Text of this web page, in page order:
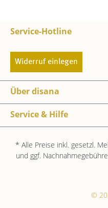
Service-Hotline
Widerruf einlegen
Über disana
Service & Hilfe
* Alle Preise inkl. gesetzl.
und ggf.
©